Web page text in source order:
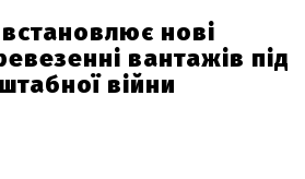
нові
вантажів під
війни